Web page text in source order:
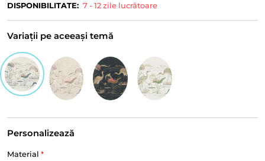
DISPONIBILITATE: 7 - 12 zile lucrătoare
Variații pe aceeași temă
Personalizează
Material *